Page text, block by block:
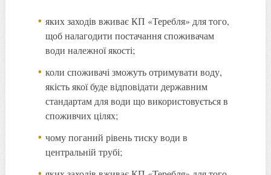
яких заходів вживає КП «Теребля» для того,
щоб налагодити постачання споживачам
води належної якості;
коли споживачі зможуть отримувати воду,
якість якої буде відповідати державним
стандартам для води що використовується в
споживчих цілях;
чому поганий рівень тиску води в
центральній трубі;